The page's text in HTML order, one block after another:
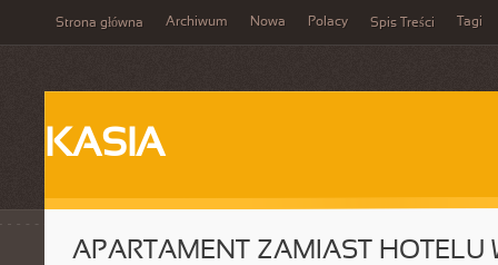
Strona główna Archiwum Nowa Polacy Spis Treści Tagi
KASIA
APARTAMENT ZAMIAST HOTELU